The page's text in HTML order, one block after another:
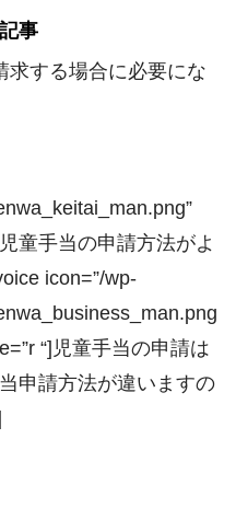
事
求する場合に必要にな
童手当の申請方法がよ
icon=”/wp-
“]児童手当の申請は
申請方法が違いますの